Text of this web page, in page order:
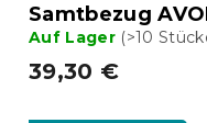
Samtbezug
Auf Lager (>10
39,30 €